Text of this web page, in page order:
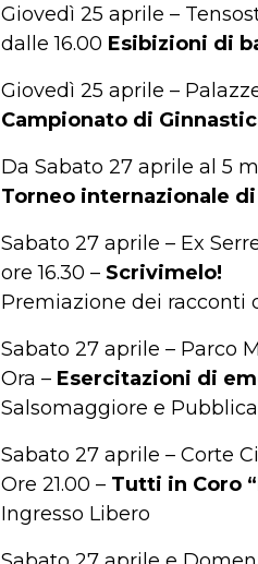
Giovedì 25 aprile –
dalle 16.00 Esibizioni di
Giovedì 25 aprile –
Campionato di
Da Sabato 27 aprile al 5
Torneo internazionale
Sabato 27 aprile – Ex
ore 16.30 – Scrivimelo!
Premiazione dei racconti
Sabato 27 aprile – Parco
Ora – Esercitazioni di
Salsomaggiore e
Sabato 27 aprile – Corte
Ore 21.00 – Tutti in Coro
Ingresso Libero